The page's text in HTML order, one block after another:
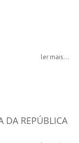
ler mais...
DA REPÚBLICA